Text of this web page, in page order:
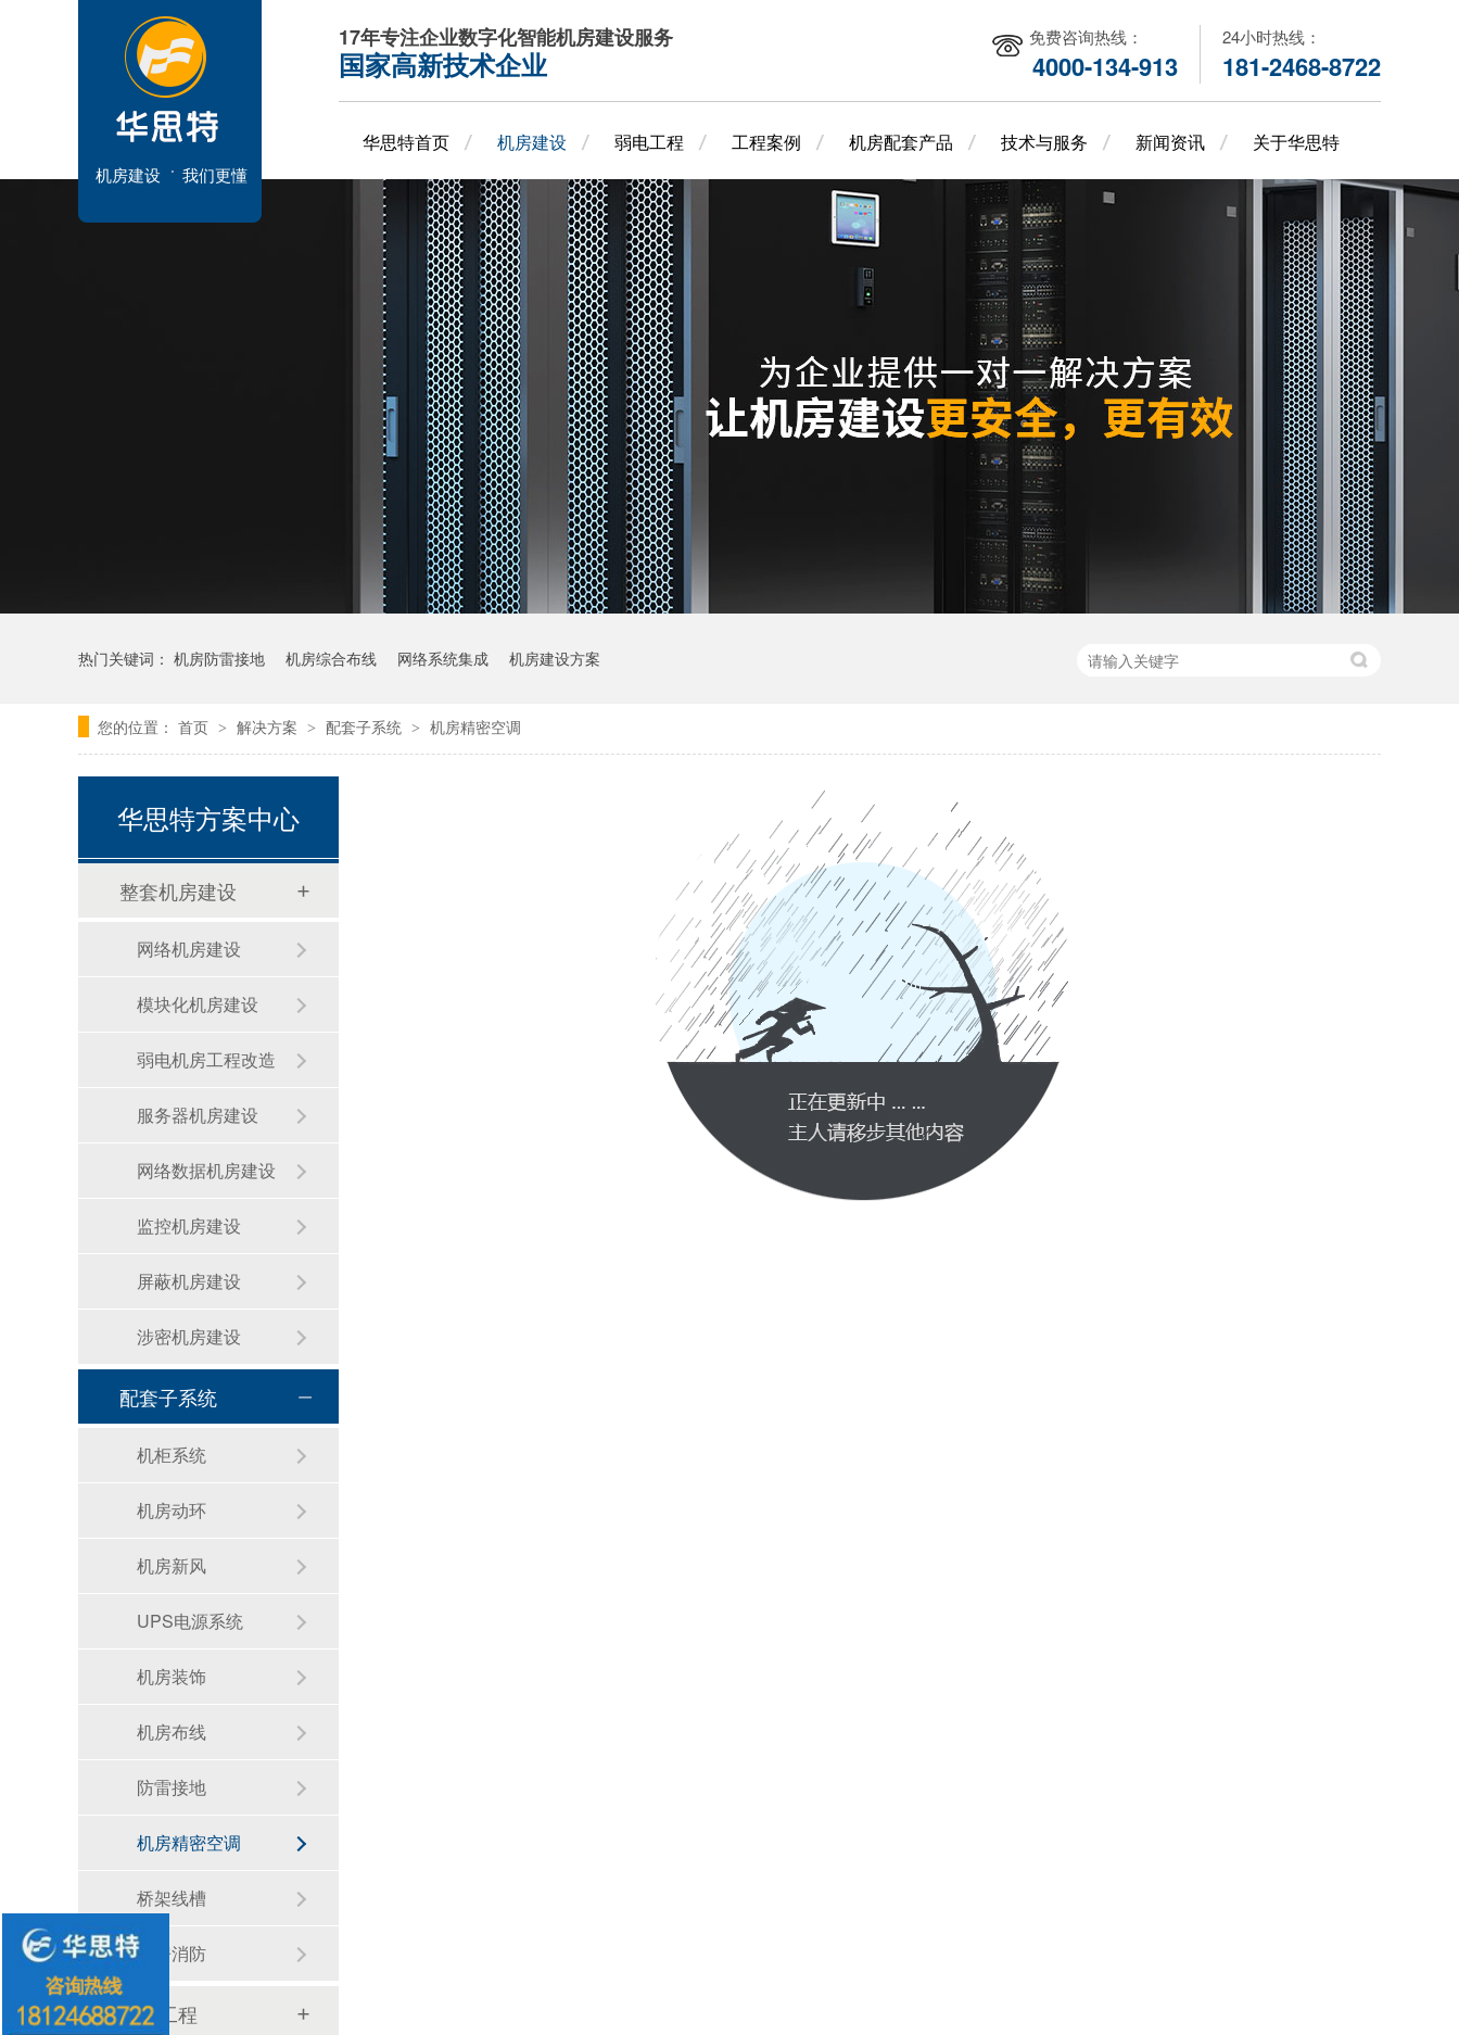
机房建设 我们更懂
17年专注企业数字化智能机房建设服务
国家高新技术企业
24小时热线：
181-2468-8722
免费咨询热线：
4000-134-913
华思特首页 机房建设 弱电工程 工程案例 机房配套产品 技术与服务 新闻资讯 关于华思特
热门关键词： 机房防雷接地 机房综合布线 网络系统集成 机房建设方案
您的位置： 首页 > 解决方案 > 配套子系统 > 机房精密空调
华思特方案中心
整套机房建设
网络机房建设
模块化机房建设
弱电机房工程改造
服务器机房建设
网络数据机房建设
监控机房建设
屏蔽机房建设
涉密机房建设
配套子系统
机柜系统
机房动环
机房新风
UPS电源系统
机房装饰
机房布线
防雷接地
机房精密空调
桥架线槽
机房消防
弱电工程